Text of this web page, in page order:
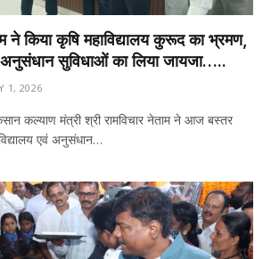
ने किया कृषि महाविद्यालय कुरूद का भ्रमण,
सुविधाओं का लिया जायजा…..
1, 2026
कल्याण मंत्री श्री रामविचार नेताम ने आज बस्तर
एवं अनुसंधान…